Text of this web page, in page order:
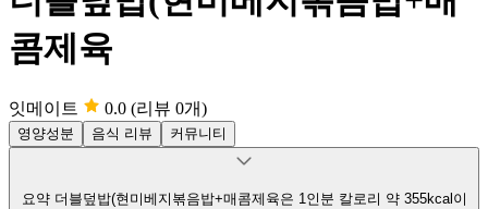
콤제육
잇메이트 0.0 (리뷰 0개)
영양성분 음식 리뷰 커뮤니티
요약 더블덮밥(현미베지볶음밥+매콤제육은 1인분 칼로리 약 355kcal이